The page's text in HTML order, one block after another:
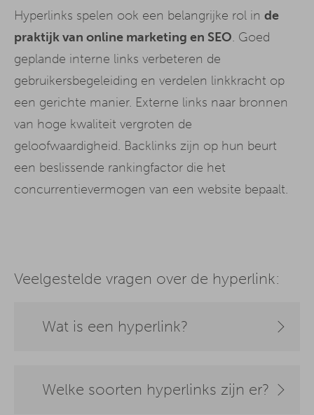
Hyperlinks spelen ook een belangrijke rol in de
praktijk van online marketing en SEO. Goed
geplande interne links verbeteren de
gebruikersbegeleiding en verdelen linkkracht op
een gerichte manier. Externe links naar bronnen
van hoge kwaliteit vergroten de
geloofwaardigheid. Backlinks zijn op hun beurt
een beslissende rankingfactor die het
concurrentievermogen van een website bepaalt.
Veelgestelde vragen over de hyperlink:
Wat is een hyperlink?
Welke soorten hyperlinks zijn er?